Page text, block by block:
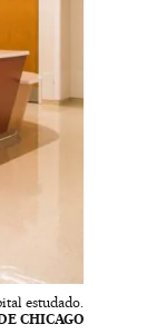
estudado.
CHICAGO